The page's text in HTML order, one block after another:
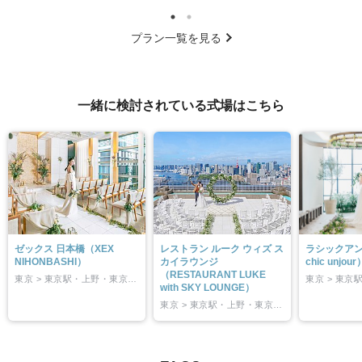
プラン一覧を見る
一緒に検討されている式場はこちら
ゼックス 日本橋（XEX
NIHONBASHI）
レストラン ルーク ウィズ ス
カイラウンジ
（RESTAURANT LUKE
with SKY LOUNGE）
ラシックア
chic unjour